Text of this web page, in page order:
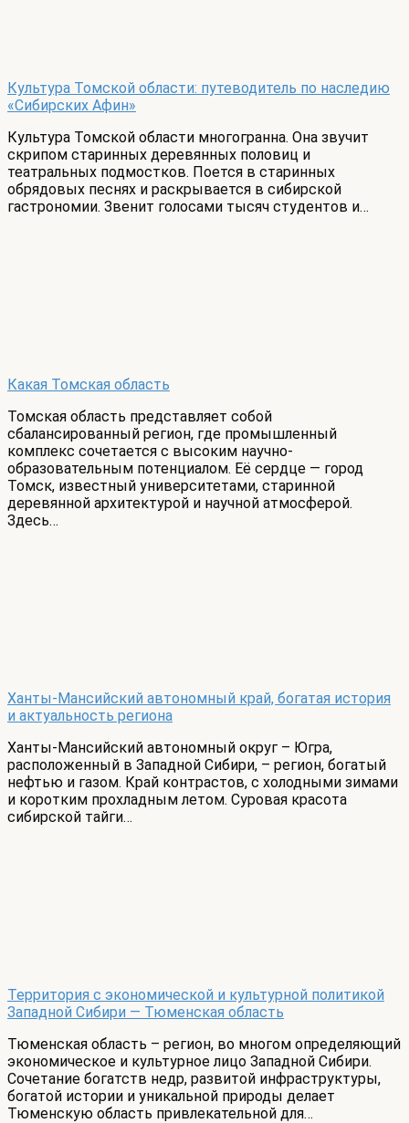
Культура Томской области: путеводитель по наследию
«Сибирских Афин»
Культура Томской области многогранна. Она звучит
скрипом старинных деревянных половиц и
театральных подмостков. Поется в старинных
обрядовых песнях и раскрывается в сибирской
гастрономии. Звенит голосами тысяч студентов и…
Какая Томская область
Томская область представляет собой
сбалансированный регион, где промышленный
комплекс сочетается с высоким научно-
образовательным потенциалом. Её сердце — город
Томск, известный университетами, старинной
деревянной архитектурой и научной атмосферой.
Здесь…
Ханты-Мансийский автономный край, богатая история
и актуальность региона
Ханты-Мансийский автономный округ – Югра,
расположенный в Западной Сибири, – регион, богатый
нефтью и газом. Край контрастов, с холодными зимами
и коротким прохладным летом. Суровая красота
сибирской тайги…
Территория с экономической и культурной политикой
Западной Сибири — Тюменская область
Тюменская область – регион, во многом определяющий
экономическое и культурное лицо Западной Сибири.
Сочетание богатств недр, развитой инфраструктуры,
богатой истории и уникальной природы делает
Тюменскую область привлекательной для…